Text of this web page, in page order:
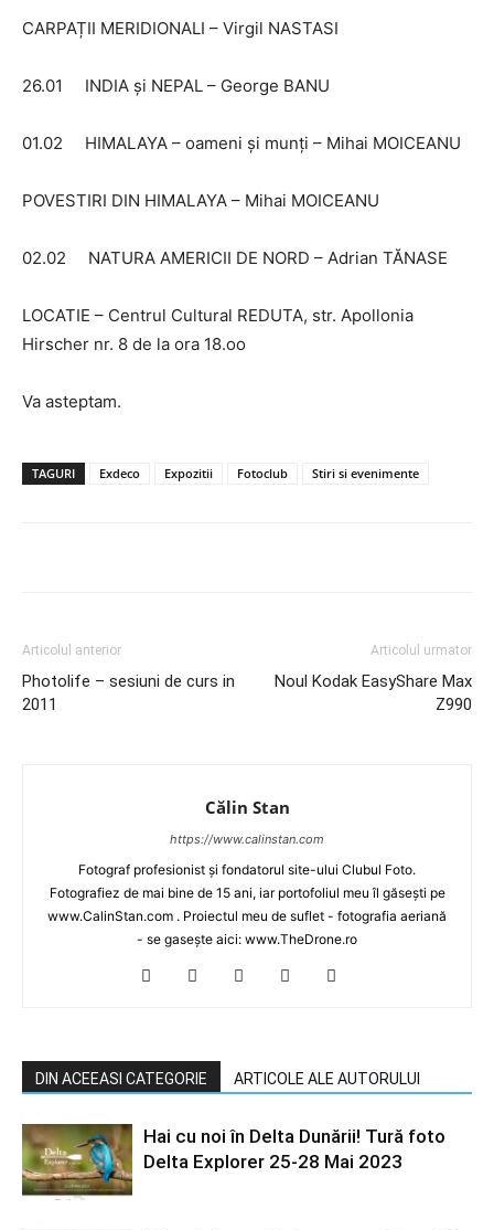
CARPAȚII MERIDIONALI – Virgil NASTASI
26.01 INDIA și NEPAL – George BANU
01.02 HIMALAYA – oameni și munți – Mihai MOICEANU
POVESTIRI DIN HIMALAYA – Mihai MOICEANU
02.02 NATURA AMERICII DE NORD – Adrian TĂNASE
LOCATIE – Centrul Cultural REDUTA, str. Apollonia
Hirscher nr. 8 de la ora 18.oo
Va asteptam.
TAGURI Exdeco Expozitii Fotoclub Stiri si evenimente
Articolul anterior
Photolife – sesiuni de curs in
2011
Articolul urmator
Noul Kodak EasyShare Max
Z990
Călin Stan
https://www.calinstan.com
Fotograf profesionist și fondatorul site-ului Clubul Foto.
Fotografiez de mai bine de 15 ani, iar portofoliul meu îl găsești pe
www.CalinStan.com . Proiectul meu de suflet - fotografia aeriană
- se gasește aici: www.TheDrone.ro
DIN ACEEASI CATEGORIE ARTICOLE ALE AUTORULUI
Hai cu noi în Delta Dunării! Tură foto
Delta Explorer 25-28 Mai 2023